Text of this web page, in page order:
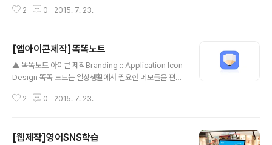
word/ 의지, 심플, 플랫디자인, 돼지 Clevapps사에서 세
어플입니다. 체중 기록을 통해 다이어트의 진행 상황을 표
은 체크 리스트도 입력받아서 이를 기간별로, 주별로, 월별
로 체중 통계를 내 주기도 하고 한 눈에 한아보기 쉽게 체중
차트를 만들어 보여 주기도 합니다. 목표 체중을 정하는 기
습을 보면 다이어트 의지가 더욱 더 불타오를 것입니다. 꾸
2 0 2015. 7. 23.
[앱아이콘제작]똑똑노트
▲ 똑똑노트 아이콘 제작Branding :: Application Icon
Design 똑똑 노트는 일상생활에서 필요한 메모들을 편리
재 지원하는 메모의 목록은 다음과 같습니다. 1. 은행 계좌
리스트 목록 관리 - 필요한 물품을 적어 놓아서 효율적으로
2 0 2015. 7. 23.
[웹제작]영어SNS학습